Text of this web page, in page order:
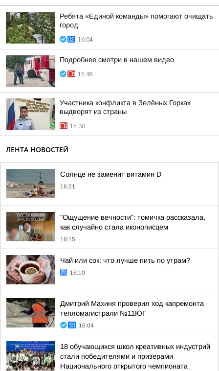
Ребята «Единой команды» помогают очищать
город
16:04
Подробнее смотри в нашем видео
15:48
Участника конфликта в Зелёных Горках
выдворят из страны
15:30
ЛЕНТА НОВОСТЕЙ
Солнце не заменит витамин D
16:21
"Ощущение вечности": томичка рассказала,
как случайно стала иконописцем
16:15
Чай или сок: что лучше пить по утрам?
16:10
Дмитрий Махиня проверил ход капремонта
тепломагистрали №11ЮГ
16:04
18 обучающихся школ креативных индустрий
стали победителями и призерами
Национального открытого чемпионата